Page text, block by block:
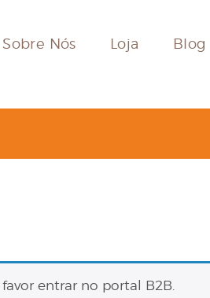
Sobre Nós Loja Blog
favor entrar no portal B2B.